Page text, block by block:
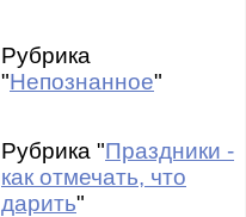
Рубрика
"Непознанное"
Рубрика "Праздники -
как отмечать, что
дарить"